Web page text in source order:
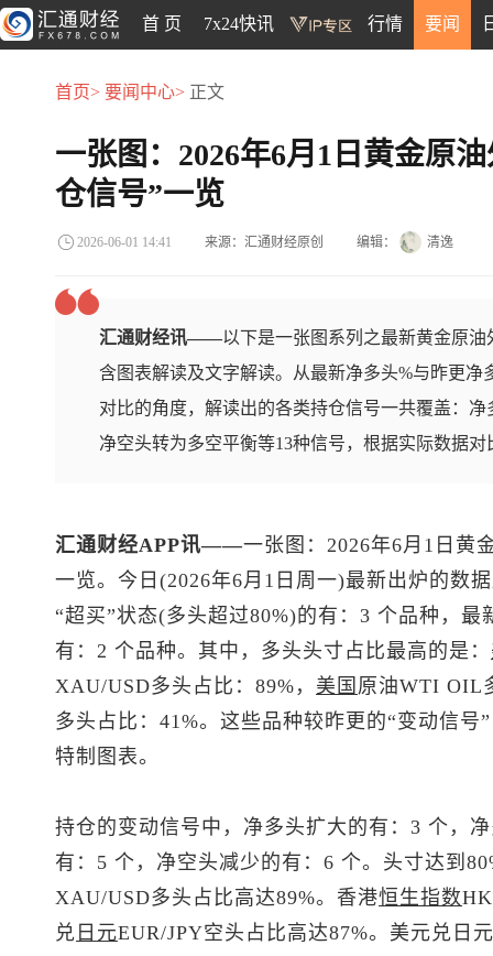
首 页 7x24快讯 行情 要闻
首页> 要闻中心> 正文
一张图：2026年6月1日黄金原
仓信号”一览
2026-06-01 14:41 来源：汇通财经原创 编辑： 清逸
汇通财经讯——以下是一张图系列之最新黄金原
含图表解读及文字解读。从最新净多头%与昨更
对比的角度，解读出的各类持仓信号一共覆盖：
净空头转为多空平衡等13种信号，根据实际数据
汇通财经APP讯——一张图：2026年6月1日黄
一览。今日(2026年6月1日周一)最新出炉的数
“超买”状态(多头超过80%)的有：3 个品种，
有：2 个品种。其中，多头头寸占比最高的是：
XAU/USD多头占比：89%， 美国 原油WTI OIL
多头占比：41%。这些品种较昨更的“变动信
特制图表。
持仓的变动信号中，净多头扩大的有：3 个，
有：5 个，净空头减少的有：6 个。头寸达到
XAU/USD多头占比高达89%。香港恒生指数
兑 日元EUR/JPY空头占比高达87%。 美元兑日元